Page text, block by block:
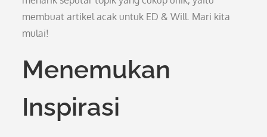
membuat artikel acak untuk ED & Will. Mari kita
mulai!
Menemukan
Inspirasi